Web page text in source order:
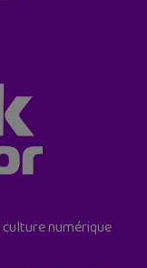
numérique